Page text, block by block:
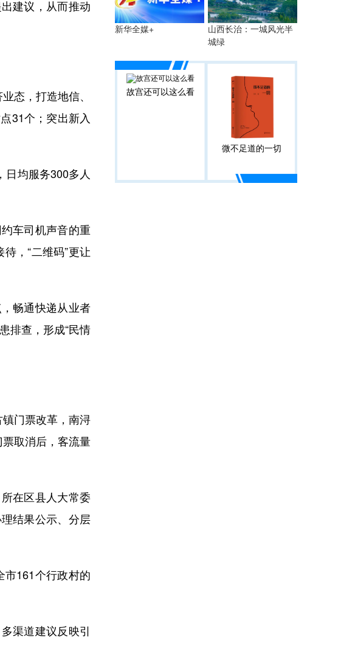
建议，从而推动
态，打造地信、
31个；突出新入
均服务300多人
车司机声音的重
，“二维码”更让
畅通快递从业者
排查，形成“民情
门票改革，南浔
取消后，客流量
在区县人大常委
结果公示、分层
161个行政村的
渠道建议反映引
新华全媒+
山西长治：一城风光半
城绿
故宫还可以这么看
微不足道的一切